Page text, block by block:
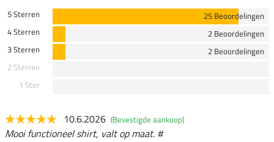
5 Sterren
25 Beoordelingen
4 Sterren
2 Beoordelingen
3 Sterren
2 Beoordelingen
2 Sterren
1 Ster
10.6.2026 (Bevestigde aankoop)
Mooi functioneel shirt, valt op maat. #